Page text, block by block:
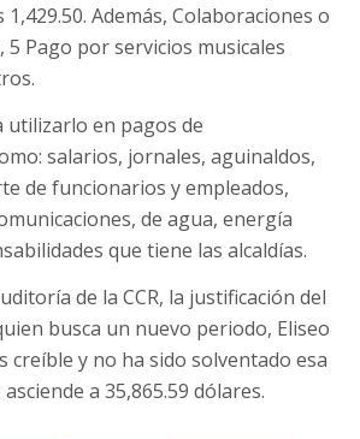
Además, Colaboraciones o
5 Pago por servicios musicales
utilizarlo en pagos de
salarios, jornales, aguinaldos,
de funcionarios y empleados,
de agua, energía
que tiene las alcaldías.
de la CCR, la justificación del
busca un nuevo periodo, Eliseo
creíble y no ha sido solventado esa
a 35,865.59 dólares.